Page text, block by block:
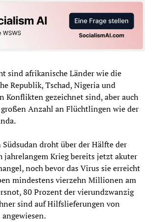
sind afrikanische Länder wie die
Republik, Tschad, Nigeria und
Konflikten gezeichnet sind, aber auch
Anzahl an Flüchtlingen wie der
droht über der Hälfte der
jahrelangem Krieg bereits jetzt akuter
noch bevor das Virus sie erreicht
mindestens vierzehn Millionen am
80 Prozent der vierundzwanzig
sind auf Hilfslieferungen von